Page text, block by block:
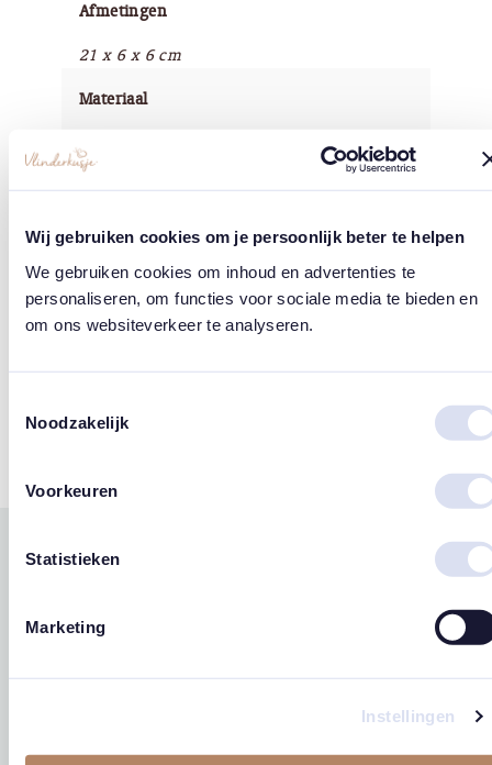
Wij gebruiken cookies om je persoonlijk beter te helpen
We gebruiken cookies om inhoud en advertenties te
personaliseren, om functies voor sociale media te bieden en
om ons websiteverkeer te analyseren.
Noodzakelijk
Voorkeuren
Statistieken
Marketing
Instellingen
Afmetingen
21 x 6 x 6 cm
Materiaal
Afwerking
Handbeschilderd
Design
Susan Lordi
Gerelateerde